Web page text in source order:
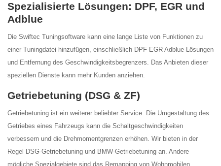
Spezialisierte Lösungen: DPF, EGR und
Adblue
Die Swiftec Tuningsoftware kann eine lange Liste von Funktionen zu
einer Tuningdatei hinzufügen, einschließlich DPF EGR Adblue-Lösungen
und Entfernung des Geschwindigkeitsbegrenzers. Das Anbieten dieser
speziellen Dienste kann mehr Kunden anziehen.
Getriebetuning (DSG & ZF)
Getriebetuning ist ein weiterer beliebter Service. Die Umgestaltung des
Getriebes eines Fahrzeugs kann die Schaltgeschwindigkeiten
verbessern und die Drehmomentgrenzen erhöhen. Wir bieten in der
Regel DSG-Getriebetuning und BMW-Getriebetuning an. Andere
mögliche Spezialgebiete sind das Remapping von Wohnmobilen.